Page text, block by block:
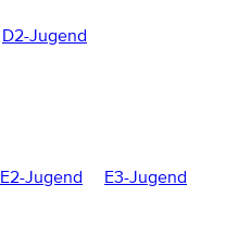
D2-Jugend
E2-Jugend E3-Jugend